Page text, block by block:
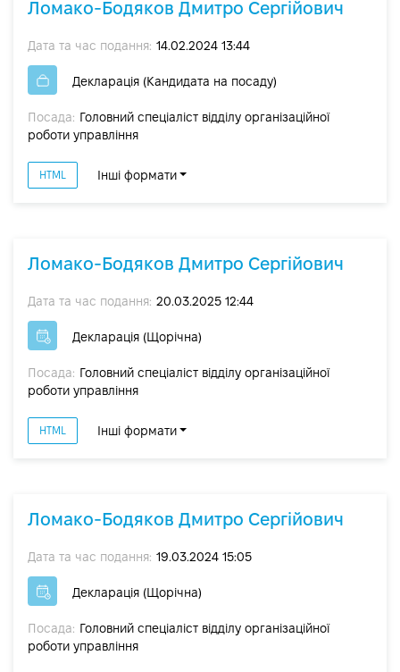
Ломако-Бодяков Дмитро Сергійович
Дата та час подання: 14.02.2024 13:44
Декларація (Кандидата на посаду)
Посада: Головний спеціаліст відділу організаційної
роботи управління
HTML Інші формати
Ломако-Бодяков Дмитро Сергійович
Дата та час подання: 20.03.2025 12:44
Декларація (Щорічна)
Посада: Головний спеціаліст відділу організаційної
роботи управління
HTML Інші формати
Ломако-Бодяков Дмитро Сергійович
Дата та час подання: 19.03.2024 15:05
Декларація (Щорічна)
Посада: Головний спеціаліст відділу організаційної
роботи управління